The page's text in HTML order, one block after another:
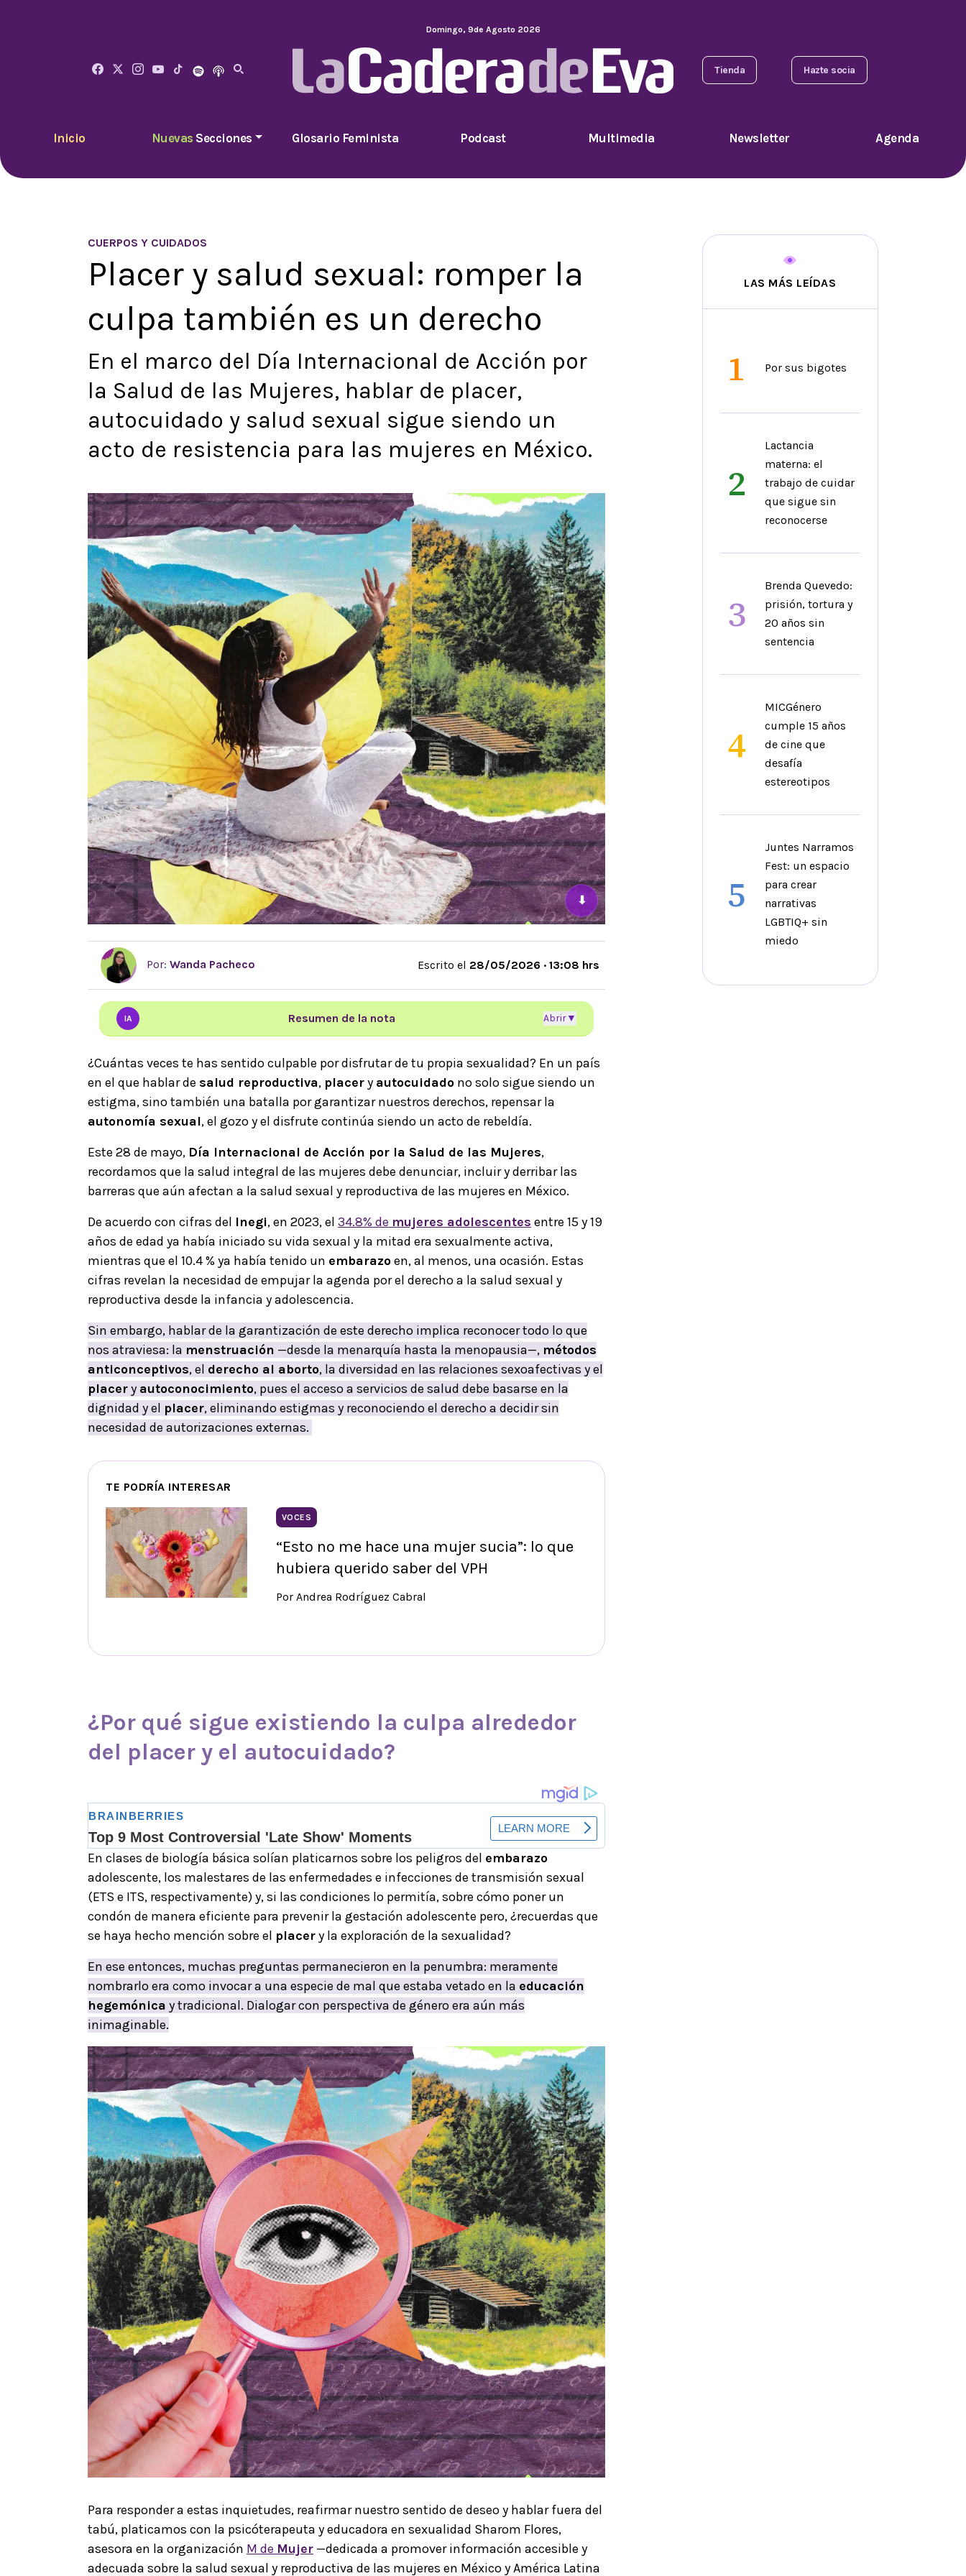
Domingo, 9de Agosto 2026
Tienda Hazte socia
Inicio Nuevas Secciones Glosario Feminista Podcast Multimedia Newsletter Agenda
CUERPOS Y CUIDADOS
Placer y salud sexual: romper la
culpa también es un derecho
En el marco del Día Internacional de Acción por
la Salud de las Mujeres, hablar de placer,
autocuidado y salud sexual sigue siendo un
acto de resistencia para las mujeres en México.
⬇
Por: Wanda Pacheco Escrito el 28/05/2026 · 13:08 hrs
IA Resumen de la nota Abrir▼
¿Cuántas veces te has sentido culpable por disfrutar de tu propia sexualidad? En un país
en el que hablar de salud reproductiva, placery autocuidado no solo sigue siendo un
estigma, sino también una batalla por garantizar nuestros derechos, repensar la
autonomía sexual, el gozo y el disfrute continúa siendo un acto de rebeldía.
Este 28 de mayo, Día Internacional de Acción por la Salud de las Mujeres,
recordamos que la salud integral de las mujeres debe denunciar, incluir y derribar las
barreras que aún afectan a la salud sexual y reproductiva de las mujeres en México.
De acuerdo con cifras del Inegi, en 2023, el 34.8% de mujeres adolescentes entre 15 y 19
años de edad ya había iniciado su vida sexual y la mitad era sexualmente activa,
mientras que el 10.4 % ya había tenido un embarazoen, al menos, una ocasión. Estas
cifras revelan la necesidad de empujar la agenda por el derecho a la salud sexual y
reproductiva desde la infancia y adolescencia.
Sin embargo, hablar de la garantización de este derecho implica reconocer todo lo que
nos atraviesa: la menstruación —desde la menarquía hasta la menopausia—, métodos
anticonceptivos, el derecho al aborto, la diversidad en las relaciones sexoafectivas y el
placery autoconocimiento, pues el acceso a servicios de salud debe basarse en la
dignidad y el placer, eliminando estigmas y reconociendo el derecho a decidir sin
necesidad de autorizaciones externas.
TE PODRÍA INTERESAR
VOCES
“Esto no me hace una mujer sucia”: lo que
hubiera querido saber del VPH
Por Andrea Rodríguez Cabral
¿Por qué sigue existiendo la culpa alrededor
del placer y el autocuidado?
En clases de biología básica solían platicarnos sobre los peligros del embarazo
adolescente, los malestares de las enfermedades e infecciones de transmisión sexual
(ETS e ITS, respectivamente) y, si las condiciones lo permitía, sobre cómo poner un
condón de manera eficiente para prevenir la gestación adolescente pero, ¿recuerdas que
se haya hecho mención sobre el placery la exploración de la sexualidad?
En ese entonces, muchas preguntas permanecieron en la penumbra: meramente
nombrarlo era como invocar a una especie de mal que estaba vetado en la educación
hegemónica y tradicional. Dialogar con perspectiva de género era aún más
inimaginable.
Para responder a estas inquietudes, reafirmar nuestro sentido de deseo y hablar fuera del
tabú, platicamos con la psicóterapeuta y educadora en sexualidad Sharom Flores,
asesora en la organización M de Mujer —dedicada a promover información accesible y
adecuada sobre la salud sexual y reproductiva de las mujeres en México y América Latina
LAS MÁS LEÍDAS
1 Por sus bigotes
2
Lactancia
materna: el
trabajo de cuidar
que sigue sin
reconocerse
3
Brenda Quevedo:
prisión, tortura y
20 años sin
sentencia
4
MICGénero
cumple 15 años
de cine que
desafía
estereotipos
5
Juntes Narramos
Fest: un espacio
para crear
narrativas
LGBTIQ+ sin
miedo